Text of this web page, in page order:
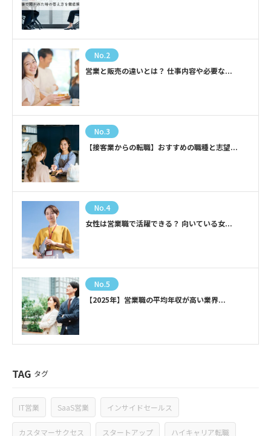
No.2
営業と販売の違いとは？ 仕事内容や必要な...
No.3
【接客業からの転職】おすすめの職種と志望...
No.4
女性は営業職で活躍できる？ 向いている女...
No.5
【2025年】営業職の平均年収が高い業界...
TAG タグ
IT営業 SaaS営業 インサイドセールス
カスタマーサクセス スタートアップ ハイキャリア転職